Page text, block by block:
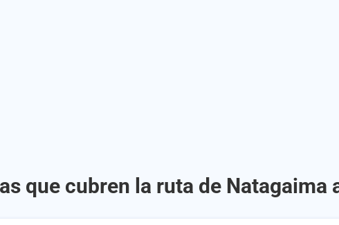
que cubren la ruta de Natagaima